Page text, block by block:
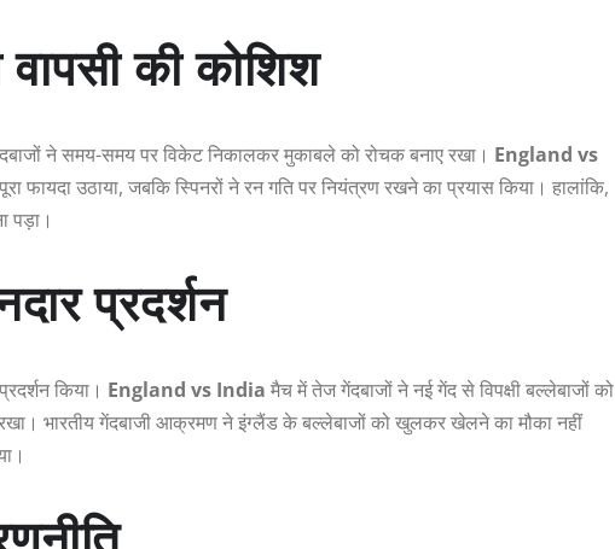
की कोशिश
ने समय-समय पर विकेट निकालकर मुकाबले को रोचक बनाए रखा। England vs
फायदा उठाया, जबकि स्पिनरों ने रन गति पर नियंत्रण रखने का प्रयास किया। हालांकि,
पड़ा।
प्रदर्शन
किया। England vs India मैच में तेज गेंदबाजों ने नई गेंद से विपक्षी बल्लेबाजों को
रखा। भारतीय गेंदबाजी आक्रमण ने इंग्लैंड के बल्लेबाजों को खुलकर खेलने का मौका नहीं